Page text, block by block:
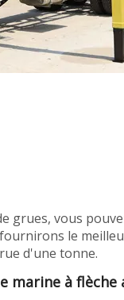
grues, vous
le
d'une tonne.
marine à